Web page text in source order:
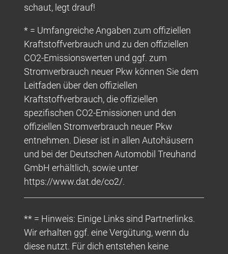
schaut, legt drauf!
* = Umfangreiche Angaben zum offiziellen
Kraftstoffverbrauch und zu den offiziellen
CO2-Emissionswerten und ggf. zum
Stromverbrauch neuer Pkw können Sie dem
Leitfaden über den offiziellen
Kraftstoffverbrauch, die offiziellen
spezifischen CO2-Emissionen und den
offiziellen Stromverbrauch neuer Pkw
entnehmen. Dieser ist in allen Autohäusern
und bei der Deutschen Automobil Treuhand
GmbH erhältlich, sowie unter
https://www.dat.de/co2/.
** = Hinweis: Einige Links sind Partnerlinks.
Wir erhalten ggf. eine Vergütung, wenn du
diese nutzt. Für dich entstehen keine